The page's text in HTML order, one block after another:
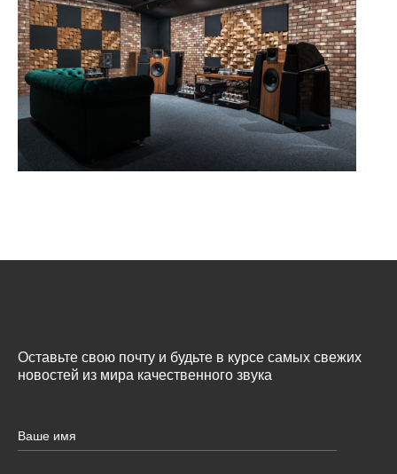
Оставьте свою почту и будьте в курсе самых свежих
новостей из мира качественного звука